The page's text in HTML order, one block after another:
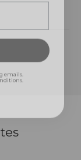
emails.